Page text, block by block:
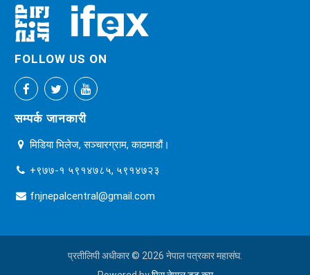
FOLLOW US ON
सम्पर्क जानकारी
मिडिया भिलेज, सञ्चारग्राम, काठमाडौं।
+९७७-१ ५९१४७८५, ५९१४७२३
fnjnepalcentral@gmail.com
प्रतीलिपी अधीकार © 2026 नेपाल पत्रकार महासंघ.